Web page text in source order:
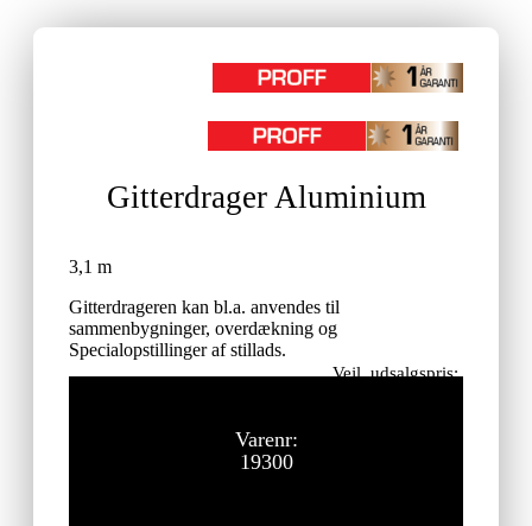
Gitterdrager Aluminium
3,1 m
Gitterdrageren kan bl.a. anvendes til
sammenbygninger, overdækning og
Specialopstillinger af stillads.
Vejl. udsalgspris:
Varenr:
19300